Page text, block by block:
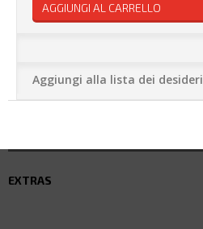
AGGIUNGI AL CARRELLO
Aggiungi alla lista dei desideri
EXTRAS